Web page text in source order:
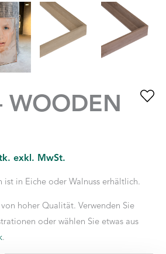
WOODEN
exkl. MwSt.
ist in Eiche oder Walnuss erhältlich.
hoher Qualität. Verwenden Sie
oder wählen Sie etwas aus
.